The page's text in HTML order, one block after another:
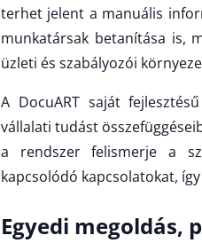
terhet jelent a manuális
munkatársak betanítása is,
üzleti és szabályozói
A DocuART saját
vállalati tudást
a rendszer felismerje a
kapcsolódó kapcsolatokat,
Egyedi megoldás,